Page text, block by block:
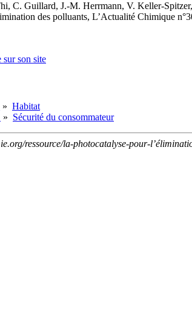
C. Guillard, J.-M. Herrmann, V. Keller-
des polluants, L’Actualité Chimique
son site
» Habitat
» Sécurité du consommateur
ressource/la-photocatalyse-pour-